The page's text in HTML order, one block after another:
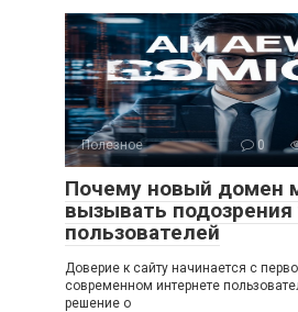
Полезное 0
Почему новый домен
вызывать подозрения
пользователей
Доверие к сайту начинается с
современном интернете
решение о